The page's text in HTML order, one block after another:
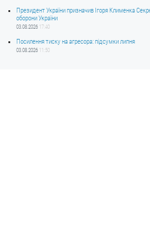
Президент України призначив Ігоря Клименка
оборони України
03.08.2026 17:40
Посилення тиску на агресора: підсумки липня
03.08.2026 11:50